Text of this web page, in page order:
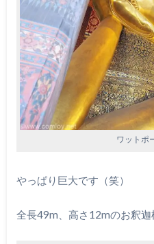
ワット
やっぱり巨大です（笑）
全長49m、高さ12mのお釈迦